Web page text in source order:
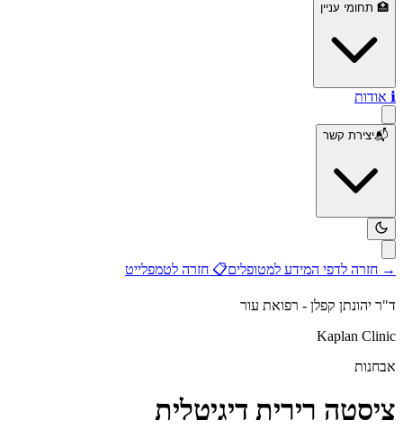
🏥 תחומי עניין
ℹ️ אודות
📬יצירת קשר
→ חזרה לדפי המידע למטופלים📋 חזרה לטמפלייט
ד"ר יהונתן קפלן - רפואת עור
Kaplan Clinic
אבחנות
ציסטה רירית דיגיטלית